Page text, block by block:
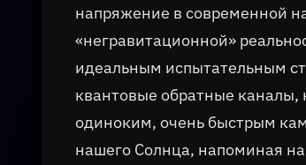
напряжение в современной
«негравитационной»
идеальным испытательным
квантовые обратные каналы,
одиноким, очень быстрым
нашего Солнца, напоминая